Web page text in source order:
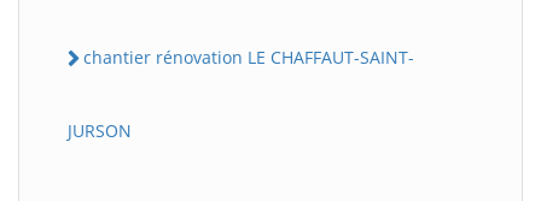
chantier rénovation LE CHAFFAUT-SAINT-
JURSON